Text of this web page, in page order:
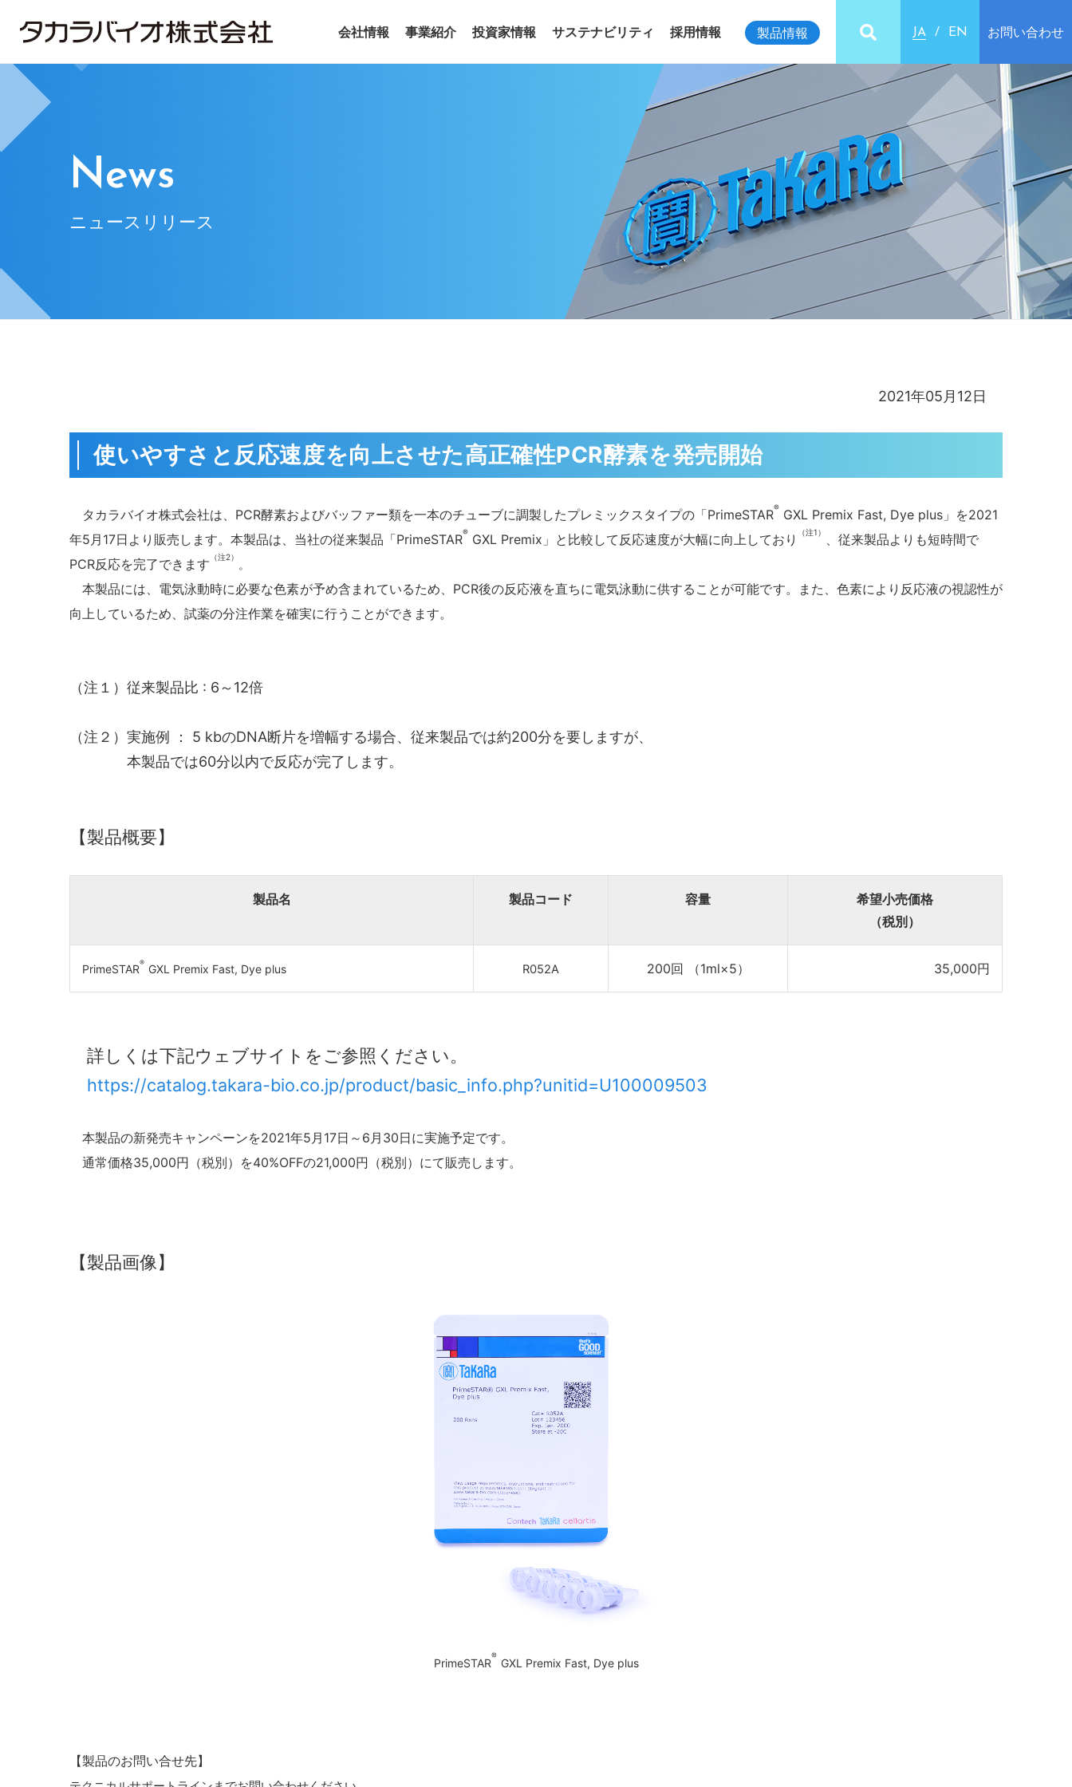
News
ニュースリリース
2021年05月12日
使いやすさと反応速度を向上させた高正確性PCR酵素を発売開始
タカラバイオ株式会社は、PCR酵素およびバッファー類を一本のチューブに調製したプレミックスタイプの「PrimeSTAR® GXL Premix Fast, Dye plus 」を2021
年5月17日より販売します。本製品は、当社の従来製品「PrimeSTAR® GXL Premix 」と比較して反応速度が大幅に向上しており （注1）
、従来製品よりも短時間で
PCR反応を完了できます （注2）
。
本製品には、電気泳動時に必要な色素が予め含まれているため、PCR後の反応液を直ちに電気泳動に供することが可能です。また、色素により反応液の視認性が
向上しているため、試薬の分注作業を確実に行うことができます。
（注１）従来製品比 : 6～12倍
（注２）実施例 ： 5 kbのDNA断片を増幅する場合、従来製品では約200分を要しますが、
本製品では60分以内で反応が完了します。
【製品概要】
製品名 製品コード 容量
希望小売価格
（税別）
PrimeSTAR® GXL Premix Fast, Dye plus R052A 200回 （1ml×5） 35,000円
詳しくは下記ウェブサイトをご参照ください。
https://catalog.takara-bio.co.jp/product/basic_info.php?unitid=U100009503
本製品の新発売キャンペーンを2021年5月17日～6月30日に実施予定です。
通常価格35,000円（税別）を40%OFFの21,000円（税別）にて販売します。
【製品画像】
PrimeSTAR
®
GXL Premix Fast, Dye plus
【製品のお問い合せ先】
製品情報 JA EN お問い合わせ
ごあいさつ グループ会社
会社情報
試薬・機器
事業紹介
IRライブラリ
投資家情報
ニュース＆トピックス サステナビリティインデックス
サステナビリティ 採用情報